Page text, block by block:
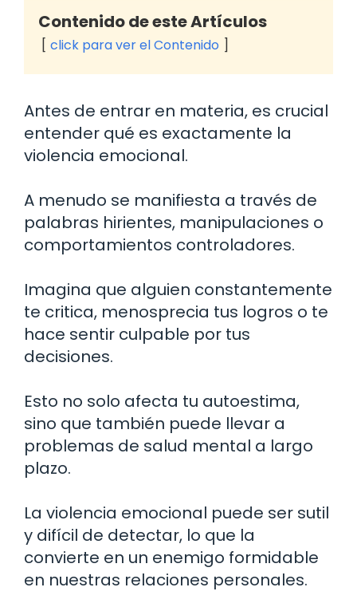
Contenido de este Artículos
click para ver el Contenido
Antes de entrar en materia, es crucial
entender qué es exactamente la
violencia emocional.
A menudo se manifiesta a través de
palabras hirientes, manipulaciones o
comportamientos controladores.
Imagina que alguien constantemente
te critica, menosprecia tus logros o te
hace sentir culpable por tus
decisiones.
Esto no solo afecta tu autoestima,
sino que también puede llevar a
problemas de salud mental a largo
plazo.
La violencia emocional puede ser sutil
y difícil de detectar, lo que la
convierte en un enemigo formidable
en nuestras relaciones personales.